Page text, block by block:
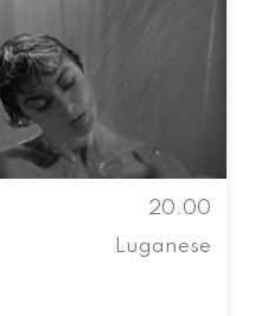
20.00
Luganese